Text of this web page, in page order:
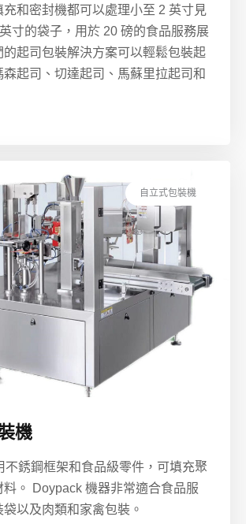
充和密封機都可以處理小至 2 英寸見
寸的袋子，用於 20 磅的食品服務展
的起司包裝解決方案可以輕鬆包裝起
森起司、切達起司、馬蘇里拉起司和
自立式包裝機
機
不銹鋼框架和食品級零件，可填充聚
料。 Doypack 機器非常適合食品服
以及肉類和家禽包裝。